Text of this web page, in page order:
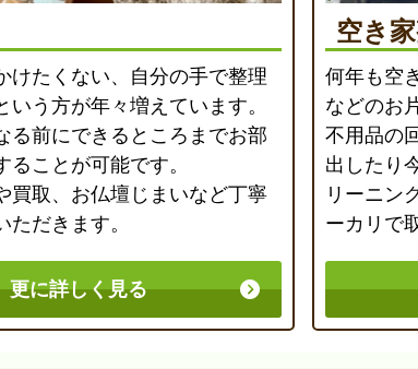
けたくない、自分の手で整理
いう方が年々増えています。
る前にできるところまでお部
ることが可能です。
買取、お仏壇じまいなど丁寧
ただきます。
更に詳しく見る
空き
何年も空
などのお
不用品の
出したり
リーニン
ーカリで